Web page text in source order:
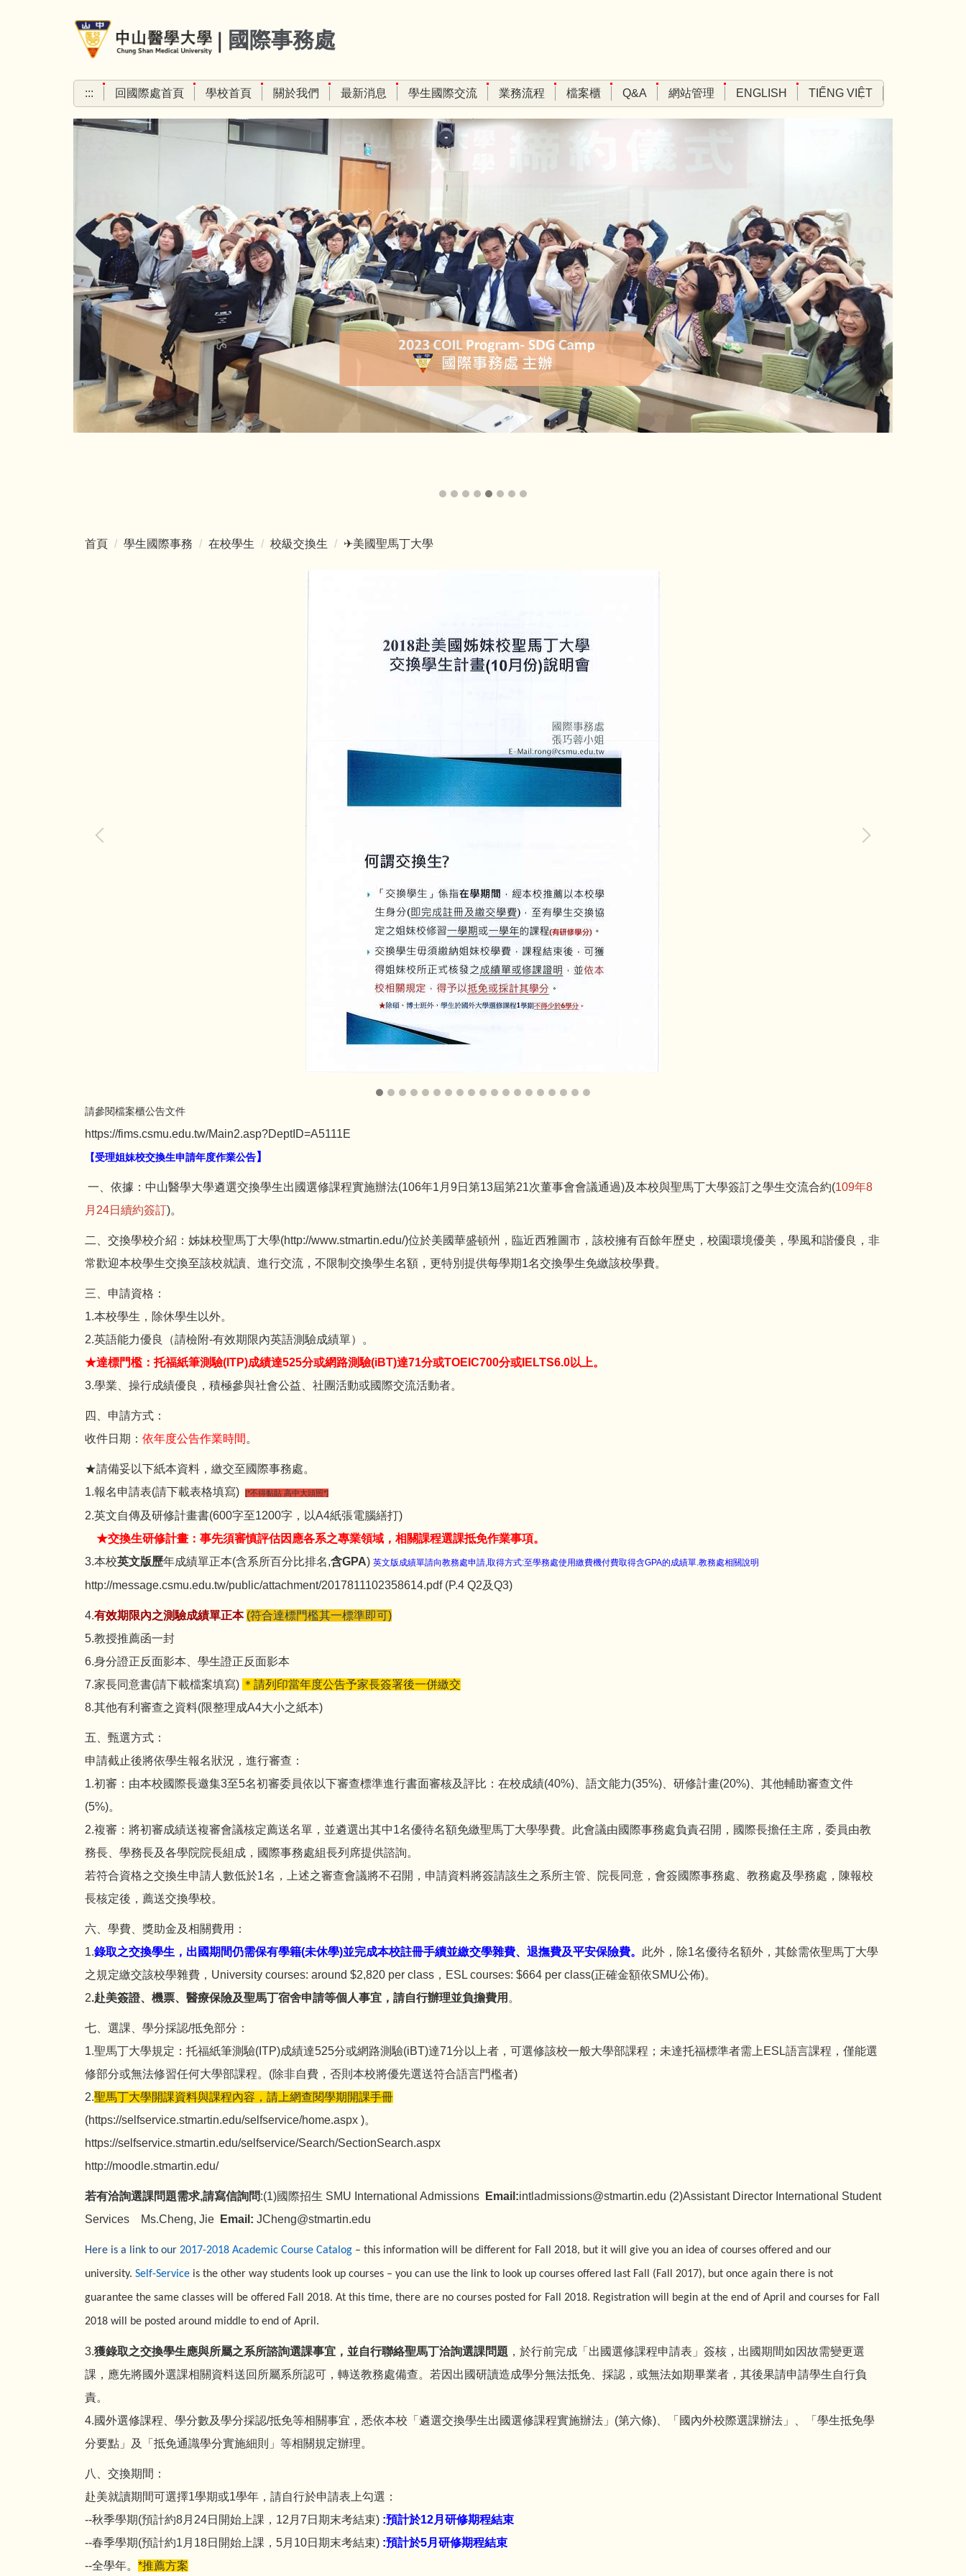
國際事務處
::: 回國際處首頁 學校首頁 關於我們 最新消息 學生國際交流 業務流程 檔案櫃 Q&A 網站管理 ENGLISH TIẾNG VIỆT
首頁 學生國際事務 在校學生 校級交換生 ✈美國聖馬丁大學
請參閱檔案櫃公告文件
https://fims.csmu.edu.tw/Main2.asp?DeptID=A5111E
【受理姐妹校交換生申請年度作業公告】
一、依據：中山醫學大學遴選交換學生出國選修課程實施辦法(106年1月9日第13屆第21次董事會會議通過)及本校與聖馬丁大學簽訂之學生交流合約(109年8
月24日續約簽訂)。
二、交換學校介紹：姊妹校聖馬丁大學(http://www.stmartin.edu/)位於美國華盛頓州，臨近西雅圖市，該校擁有百餘年歷史，校園環境優美，學風和諧優良，非
常歡迎本校學生交換至該校就讀、進行交流，不限制交換學生名額，更特別提供每學期1名交換學生免繳該校學費。
三、申請資格：
1.本校學生，除休學生以外。
2.英語能力優良（請檢附-有效期限內英語測驗成績單）。
★達標門檻：托福紙筆測驗(ITP)成績達525分或網路測驗(iBT)達71分或TOEIC700分或IELTS6.0以上。
3.學業、操行成績優良，積極參與社會公益、社團活動或國際交流活動者。
四、申請方式：
收件日期： 依年度公告作業時間 。
★請備妥以下紙本資料，繳交至國際事務處。
1.報名申請表(請下載表格填寫)
[*不得黏貼 高中大頭照*]
2.英文自傳及研修計畫書(600字至1200字，以A4紙張電腦繕打)
★交換生研修計畫：事先須審慎評估因應各系之專業領域，相關課程選課抵免作業事項。
3.本校英文版歷年成績單正本(含系所百分比排名,含GPA) 英文版成績單請向教務處申請,取得方式:至學務處使用繳費機付費取得含GPA的成績單.教務處相關說明
http://message.csmu.edu.tw/public/attachment/2017811102358614.pdf(P.4 Q2及Q3)
4.有效期限內之測驗成績單正本 (符合達標門檻其一標準即可)
5.教授推薦函一封
6.身分證正反面影本、學生證正反面影本
7.家長同意書(請下載檔案填寫) ＊請列印當年度公告予家長簽署後一併繳交
8.其他有利審查之資料(限整理成A4大小之紙本)
五、甄選方式：
申請截止後將依學生報名狀況，進行審查：
1.初審：由本校國際長邀集3至5名初審委員依以下審查標準進行書面審核及評比：在校成績(40%)、語文能力(35%)、研修計畫(20%)、其他輔助審查文件
(5%)。
2.複審：將初審成績送複審會議核定薦送名單，並遴選出其中1名優待名額免繳聖馬丁大學學費。此會議由國際事務處負責召開，國際長擔任主席，委員由教
務長、學務長及各學院院長組成，國際事務處組長列席提供諮詢。
若符合資格之交換生申請人數低於1名，上述之審查會議將不召開，申請資料將簽請該生之系所主管、院長同意，會簽國際事務處、教務處及學務處，陳報校
長核定後，薦送交換學校。
六、學費、獎助金及相關費用：
1.錄取之交換學生，出國期間仍需保有學籍(未休學)並完成本校註冊手續並繳交學雜費、退撫費及平安保險費。 此外，除1名優待名額外，其餘需依聖馬丁大學
之規定繳交該校學雜費，University courses: around $2,820 per class，ESL courses: $664 per class(正確金額依SMU公佈)。
2.赴美簽證、機票、醫療保險及聖馬丁宿舍申請等個人事宜，請自行辦理並負擔費用 。
七、選課、學分採認/抵免部分：
1.聖馬丁大學規定：托福紙筆測驗(ITP)成績達525分或網路測驗(iBT)達71分以上者，可選修該校一般大學部課程；未達托福標準者需上ESL語言課程，僅能選
修部分或無法修習任何大學部課程。(除非自費，否則本校將優先選送符合語言門檻者)
2.聖馬丁大學開課資料與課程內容，請上網查閱學期開課手冊
(https://selfservice.stmartin.edu/selfservice/home.aspx )。
https://selfservice.stmartin.edu/selfservice/Search/SectionSearch.aspx
http://moodle.stmartin.edu/
若有洽詢選課問題需求,請寫信詢問:(1)國際招生 SMU International Admissions Email:intladmissions@stmartin.edu (2)Assistant Director International Student
Services Ms.Cheng, Jie
Email: JCheng@stmartin.edu
Here is a link to our 2017-2018 Academic Course Catalog – this information will be different for Fall 2018, but it will give you an idea of courses offered and our
university. Self-Service is the other way students look up courses – you can use the link to look up courses offered last Fall (Fall 2017), but once again there is not
guarantee the same classes will be offered Fall 2018. At this time, there are no courses posted for Fall 2018. Registration will begin at the end of April and courses for Fall
2018 will be posted around middle to end of April.
3.獲錄取之交換學生應與所屬之系所諮詢選課事宜，並自行聯絡聖馬丁洽詢選課問題 ，於行前完成「出國選修課程申請表」簽核，出國期間如因故需變更選
課，應先將國外選課相關資料送回所屬系所認可，轉送教務處備查。若因出國研讀造成學分無法抵免、採認，或無法如期畢業者，其後果請申請學生自行負
責。
4.國外選修課程、學分數及學分採認/抵免等相關事宜，悉依本校「遴選交換學生出國選修課程實施辦法」(第六條)、「國內外校際選課辦法」、「學生抵免學
分要點」及「抵免通識學分實施細則」等相關規定辦理。
八、交換期間：
赴美就讀期間可選擇1學期或1學年，請自行於申請表上勾選：
--秋季學期(預計約8月24日開始上課，12月7日期末考結束) :預計於12月 研修期程結束
--春季學期(預計約1月18日開始上課，5月10日期末考結束) :預計於5月 研修期程結束
--全學年。 *推薦方案